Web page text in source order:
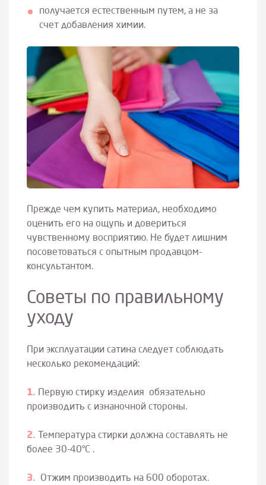
получается естественным путем, а не за
счет добавления химии.
Прежде чем купить материал, необходимо
оценить его на ощупь и довериться
чувственному восприятию. Не будет лишним
посоветоваться с опытным продавцом-
консультантом.
Советы по правильному
уходу
При эксплуатации сатина следует соблюдать
несколько рекомендаций:
Первую стирку изделия обязательно
производить с изнаночной стороны.
Температура стирки должна составлять не
более 30-40°С .
Отжим производить на 600 оборотах.